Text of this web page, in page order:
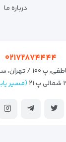
درباره ما
۰۲۱۷۲۸۷۴۴۴۴
تهران، ولی عصر،
(مسیر